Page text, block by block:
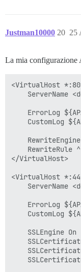
Justman10000 25
20
La mia configurazione
<VirtualHost
ServerName
ErrorLog
CustomLog
RewriteRule
</VirtualHost>
<VirtualHost
ServerName
ErrorLog
CustomLog
    SSLEngine On